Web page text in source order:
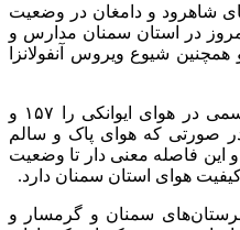
شاهرود و دامغان در وضعیت
در استان سمنان مدارس و
شیوع ویروس آنفولانزا
شاخص آلودگی هوا میزان ذرات سمی در هوای ایوانکی را ۱۵۷ و
است در صورتی که هوای پاک و سالم
۵۰ و حتی ۳۰ باشد! و این فاصله معنی دار تا وضعیت
هوای استان سمنان دارد.
سمنان و گرمسار و